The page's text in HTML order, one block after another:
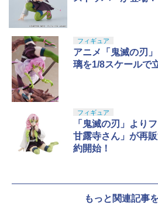
フィギュア
アニメ「鬼滅の刃
璃を1/8スケールで
フィギュア
「鬼滅の刃」より
甘露寺さん」が再
約開始！
もっと関連記事